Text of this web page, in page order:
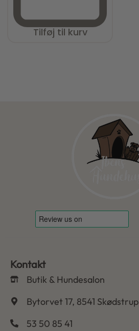
Tilføj til kurv
Kontakt
Butik & Hundesalon
Bytorvet 17, 8541 Skødstrup
53 50 85 41